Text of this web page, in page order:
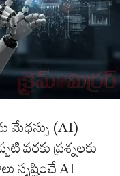
మేధస్సు (AI)
వరకు ప్రశ్నలకు
సృష్టించే AI